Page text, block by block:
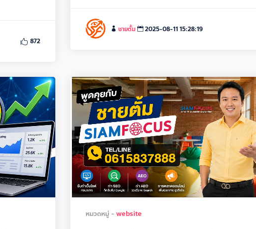
872
ชายตั้ม 2025-08-11 15:28:19
หมวดหมู่ - website